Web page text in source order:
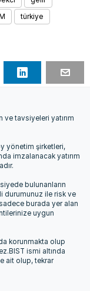
türkiye
ve tavsiyeleri yatırım
yönetim şirketleri,
imzalanacak yatırım
bulunanların
durumunuz ile risk ve
burada yer alan
uygun
korunmakta olup
ismi altında
ait olup, tekrar